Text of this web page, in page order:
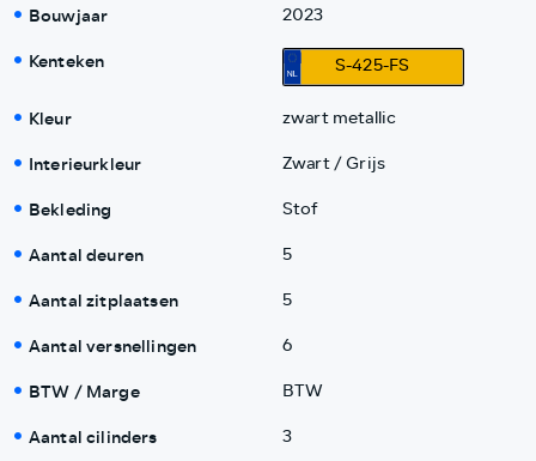
Bouwjaar 2023
Kenteken S-425-FS
Kleur zwart metallic
Interieurkleur Zwart / Grijs
Bekleding Stof
Aantal deuren 5
Aantal zitplaatsen 5
Aantal versnellingen 6
BTW / Marge BTW
Aantal cilinders 3